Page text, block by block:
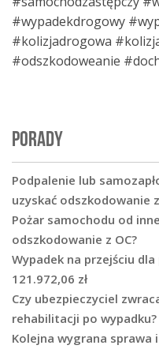
#wypadekdrogowy
#kolizjadrogowa
#odszkodoweanie
PORADY
Podpalenie lub
uzyskać odszkodowanie z
Pożar samochodu od
odszkodowanie z OC?
Wypadek na przejściu
121.972,06 zł
Czy ubezpieczyciel
rehabilitacji po wypadku?
Kolejna wygrana sprawa